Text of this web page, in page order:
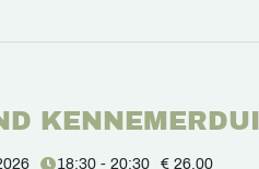
18:30 - 20:30
€ 26,00